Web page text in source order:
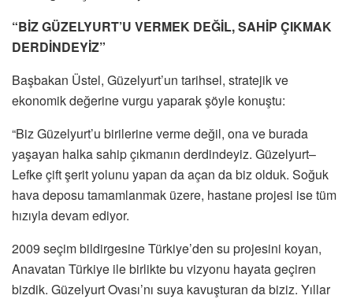
“BİZ GÜZELYURT’U VERMEK DEĞİL, SAHİP ÇIKMAK
DERDİNDEYİZ”
Başbakan Üstel, Güzelyurt’un tarihsel, stratejik ve
ekonomik değerine vurgu yaparak şöyle konuştu:
“Biz Güzelyurt’u birilerine verme değil, ona ve burada
yaşayan halka sahip çıkmanın derdindeyiz. Güzelyurt–
Lefke çift şerit yolunu yapan da açan da biz olduk. Soğuk
hava deposu tamamlanmak üzere, hastane projesi ise tüm
hızıyla devam ediyor.
2009 seçim bildirgesine Türkiye’den su projesini koyan,
Anavatan Türkiye ile birlikte bu vizyonu hayata geçiren
bizdik. Güzelyurt Ovası’nı suya kavuşturan da biziz. Yıllar